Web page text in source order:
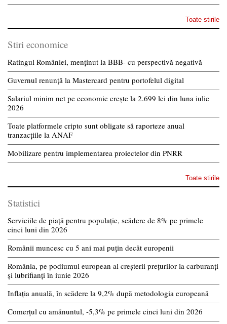
Toate stirile
Stiri economice
Ratingul României, menținut la BBB- cu perspectivă negativă
Guvernul renunță la Mastercard pentru portofelul digital
Salariul minim net pe economie crește la 2.699 lei din luna iulie
2026
Toate platformele cripto sunt obligate să raporteze anual
tranzacțiile la ANAF
Mobilizare pentru implementarea proiectelor din PNRR
Toate stirile
Statistici
Serviciile de piață pentru populație, scădere de 8% pe primele
cinci luni din 2026
Românii muncesc cu 5 ani mai puțin decât europenii
România, pe podiumul european al creșterii prețurilor la carburanți
și lubrifianți în iunie 2026
Inflația anuală, în scădere la 9,2% după metodologia europeană
Comerțul cu amănuntul, -5,3% pe primele cinci luni din 2026